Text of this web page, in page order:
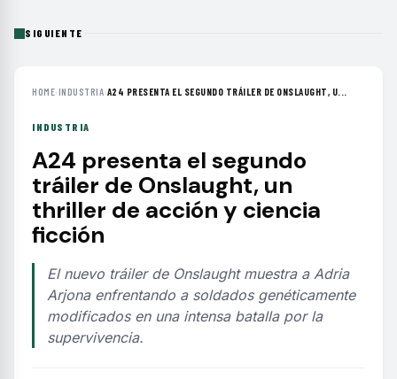
SIGUIENTE
HOME›INDUSTRIA›A24 PRESENTA EL SEGUNDO TRÁILER DE ONSLAUGHT, U...
INDUSTRIA
A24 presenta el segundo
tráiler de Onslaught, un
thriller de acción y ciencia
ficción
El nuevo tráiler de Onslaught muestra a Adria
Arjona enfrentando a soldados genéticamente
modificados en una intensa batalla por la
supervivencia.